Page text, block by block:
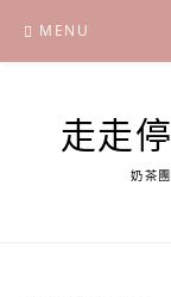
content
MENU
走走
奶茶